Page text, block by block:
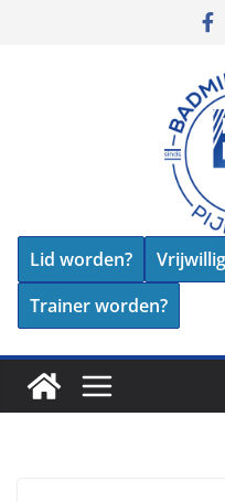
Lid worden?
Trainer worden?